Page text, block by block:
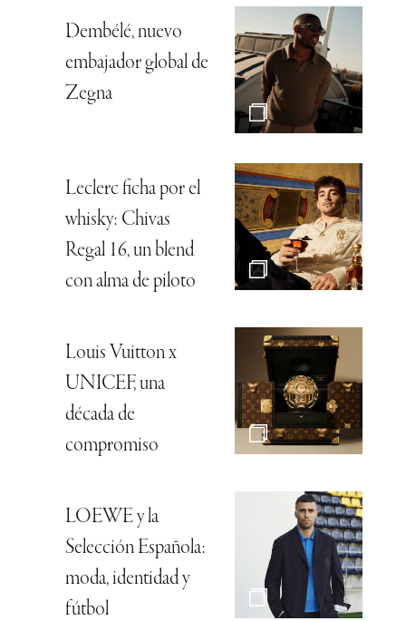
Dembélé, nuevo
embajador global de
Zegna
Leclerc ficha por el
whisky: Chivas
Regal 16, un blend
con alma de piloto
Louis Vuitton x
UNICEF, una
década de
compromiso
LOEWE y la
Selección Española:
moda, identidad y
fútbol